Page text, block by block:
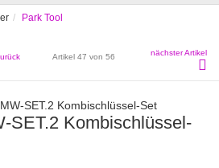
Park Tool
Artikel 47 von 56 nächster Artikel
SET.2 Kombischlüssel-